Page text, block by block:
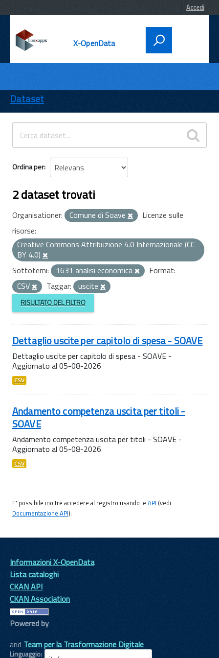
Accedi
X-OpenData
ENTI
TEMI
INFORMAZIONI
Dataset
Ordina per
2 dataset trovati
Organisationer: Comune di Soave
Licenze sulle
risorse:
Creative Commons Attribuzione 4.0 Internazionale (CC
BY 4.0)
Sottotemi:
1631 analisi economica
Format:
CSV
Taggar: uscite
RISULTATO DEL FILTRO
Dettaglio uscite per capitolo di spesa - SOAVE
Dettaglio uscite per capitolo di spesa - SOAVE -
Aggiornato al 05-08-2026
CSV
Andamento competenza uscita per titoli -
SOAVE
Andamento competenza uscita per titoli - SOAVE -
Aggiornato al 05-08-2026
CSV
E' possibile inoltre accedere al registro usando le API (vedi
Documentazione API).
Informazioni X-OpenData
Lista cataloghi
CKAN API
CKAN Association
Powered by
and Team per la Trasformazione Digitale
Linguaggio